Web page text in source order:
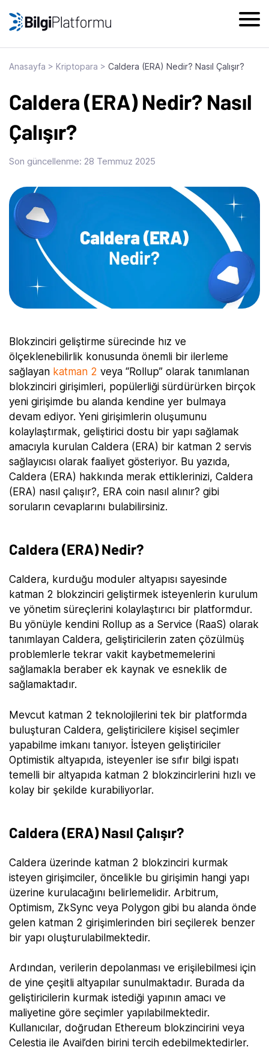
Anasayfa > Kriptopara > Caldera (ERA) Nedir? Nasıl Çalışır?
Caldera (ERA) Nedir? Nasıl
Çalışır?
Son güncellenme: 28 Temmuz 2025
Blokzinciri geliştirme sürecinde hız ve
ölçeklenebilirlik konusunda önemli bir ilerleme
sağlayan katman 2 veya “Rollup” olarak tanımlanan
blokzinciri girişimleri, popülerliği sürdürürken birçok
yeni girişimde bu alanda kendine yer bulmaya
devam ediyor. Yeni girişimlerin oluşumunu
kolaylaştırmak, geliştirici dostu bir yapı sağlamak
amacıyla kurulan Caldera (ERA) bir katman 2 servis
sağlayıcısı olarak faaliyet gösteriyor. Bu yazıda,
Caldera (ERA) hakkında merak ettiklerinizi, Caldera
(ERA) nasıl çalışır?, ERA coin nasıl alınır? gibi
soruların cevaplarını bulabilirsiniz.
Caldera (ERA) Nedir?
Caldera, kurduğu moduler altyapısı sayesinde
katman 2 blokzinciri geliştirmek isteyenlerin kurulum
ve yönetim süreçlerini kolaylaştırıcı bir platformdur.
Bu yönüyle kendini Rollup as a Service (RaaS) olarak
tanımlayan Caldera, geliştiricilerin zaten çözülmüş
problemlerle tekrar vakit kaybetmemelerini
sağlamakla beraber ek kaynak ve esneklik de
sağlamaktadır.
Mevcut katman 2 teknolojilerini tek bir platformda
buluşturan Caldera, geliştiricilere kişisel seçimler
yapabilme imkanı tanıyor. İsteyen geliştiriciler
Optimistik altyapıda, isteyenler ise sıfır bilgi ispatı
temelli bir altyapıda katman 2 blokzincirlerini hızlı ve
kolay bir şekilde kurabiliyorlar.
Caldera (ERA) Nasıl Çalışır?
Caldera üzerinde katman 2 blokzinciri kurmak
isteyen girişimciler, öncelikle bu girişimin hangi yapı
üzerine kurulacağını belirlemelidir. Arbitrum,
Optimism, ZkSync veya Polygon gibi bu alanda önde
gelen katman 2 girişimlerinden biri seçilerek benzer
bir yapı oluşturulabilmektedir.
Ardından, verilerin depolanması ve erişilebilmesi için
de yine çeşitli altyapılar sunulmaktadır. Burada da
geliştiricilerin kurmak istediği yapının amacı ve
maliyetine göre seçimler yapılabilmektedir.
Kullanıcılar, doğrudan Ethereum blokzincirini veya
Celestia ile Avail’den birini tercih edebilmektedirler.